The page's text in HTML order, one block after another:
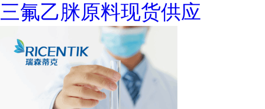
三氟乙脒原料现货供应